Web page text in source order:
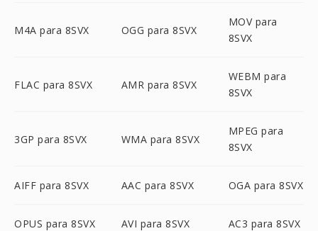
M4A para 8SVX OGG para 8SVX
MOV para
8SVX
FLAC para 8SVX AMR para 8SVX
WEBM para
8SVX
3GP para 8SVX WMA para 8SVX
MPEG para
8SVX
AIFF para 8SVX AAC para 8SVX OGA para 8SVX
OPUS para 8SVX AVI para 8SVX AC3 para 8SVX